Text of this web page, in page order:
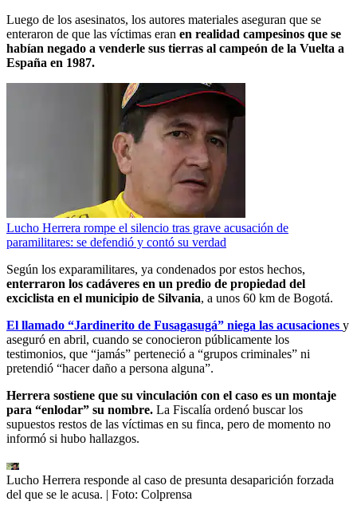
Luego de los asesinatos, los autores materiales aseguran que se
enteraron de que las víctimas eran en realidad campesinos que se
habían negado a venderle sus tierras al campeón de la Vuelta a
España en 1987.
Lucho Herrera rompe el silencio tras grave acusación de
paramilitares: se defendió y contó su verdad
Según los exparamilitares, ya condenados por estos hechos,
enterraron los cadáveres en un predio de propiedad del
exciclista en el municipio de Silvania, a unos 60 km de Bogotá.
El llamado “Jardinerito de Fusagasugá” niega las acusaciones y
aseguró en abril, cuando se conocieron públicamente los
testimonios, que “jamás” perteneció a “grupos criminales” ni
pretendió “hacer daño a persona alguna”.
Herrera sostiene que su vinculación con el caso es un montaje
para “enlodar” su nombre. La Fiscalía ordenó buscar los
supuestos restos de las víctimas en su finca, pero de momento no
informó si hubo hallazgos.
Lucho Herrera responde al caso de presunta desaparición forzada
del que se le acusa. | Foto: Colprensa